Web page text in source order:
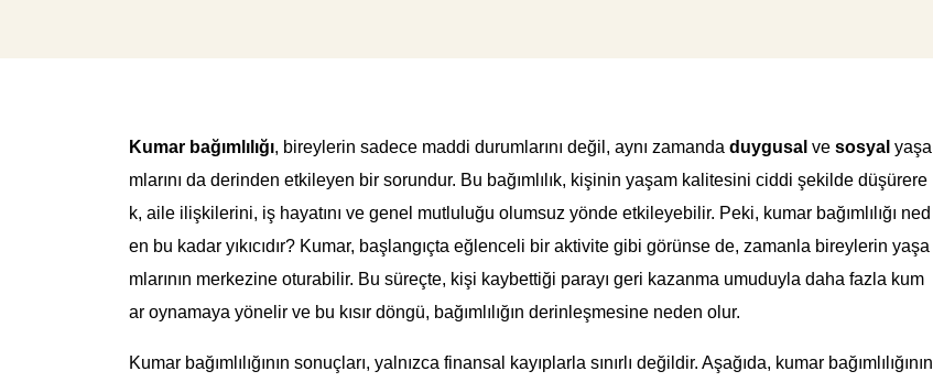
Kumar bağımlılığı, bireylerin sadece maddi durumlarını değil, aynı zamanda duygusal ve sosyal yaşa
mlarını da derinden etkileyen bir sorundur. Bu bağımlılık, kişinin yaşam kalitesini ciddi şekilde düşürere
k, aile ilişkilerini, iş hayatını ve genel mutluluğu olumsuz yönde etkileyebilir. Peki, kumar bağımlılığı ned
en bu kadar yıkıcıdır? Kumar, başlangıçta eğlenceli bir aktivite gibi görünse de, zamanla bireylerin yaşa
mlarının merkezine oturabilir. Bu süreçte, kişi kaybettiği parayı geri kazanma umuduyla daha fazla kum
ar oynamaya yönelir ve bu kısır döngü, bağımlılığın derinleşmesine neden olur.
Kumar bağımlılığının sonuçları, yalnızca finansal kayıplarla sınırlı değildir. Aşağıda, kumar bağımlılığının